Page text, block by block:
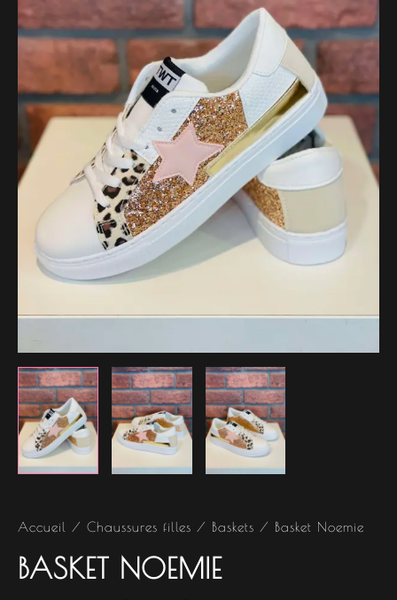
Accueil / Chaussures filles / Baskets / Basket Noemie
BASKET NOEMIE
34.99 €.24.49 €.